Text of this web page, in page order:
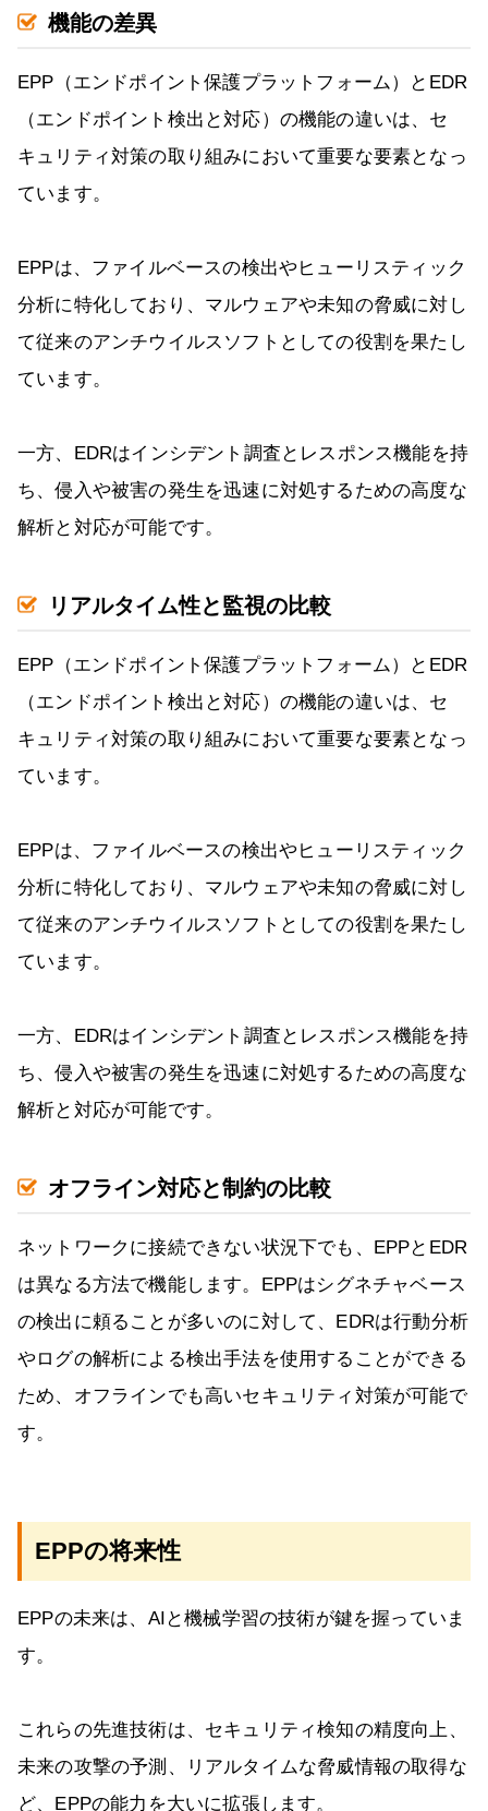
機能の差異
EPP（エンドポイント保護プラットフォーム）とEDR
（エンドポイント検出と対応）の機能の違いは、セ
キュリティ対策の取り組みにおいて重要な要素となっ
ています。
EPPは、ファイルベースの検出やヒューリスティック
分析に特化しており、マルウェアや未知の脅威に対し
て従来のアンチウイルスソフトとしての役割を果たし
ています。
一方、EDRはインシデント調査とレスポンス機能を持
ち、侵入や被害の発生を迅速に対処するための高度な
解析と対応が可能です。
リアルタイム性と監視の比較
EPP（エンドポイント保護プラットフォーム）とEDR
（エンドポイント検出と対応）の機能の違いは、セ
キュリティ対策の取り組みにおいて重要な要素となっ
ています。
EPPは、ファイルベースの検出やヒューリスティック
分析に特化しており、マルウェアや未知の脅威に対し
て従来のアンチウイルスソフトとしての役割を果たし
ています。
一方、EDRはインシデント調査とレスポンス機能を持
ち、侵入や被害の発生を迅速に対処するための高度な
解析と対応が可能です。
オフライン対応と制約の比較
ネットワークに接続できない状況下でも、EPPとEDR
は異なる方法で機能します。EPPはシグネチャベース
の検出に頼ることが多いのに対して、EDRは行動分析
やログの解析による検出手法を使用することができる
ため、オフラインでも高いセキュリティ対策が可能で
す。
EPPの将来性
EPPの未来は、AIと機械学習の技術が鍵を握っていま
す。
これらの先進技術は、セキュリティ検知の精度向上、
未来の攻撃の予測、リアルタイムな脅威情報の取得な
ど、EPPの能力を大いに拡張します。